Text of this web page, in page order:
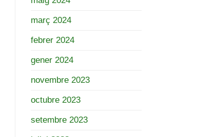
març 2024
febrer 2024
gener 2024
novembre 2023
octubre 2023
setembre 2023